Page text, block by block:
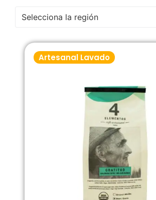
Selecciona la región
Artesanal Lavado